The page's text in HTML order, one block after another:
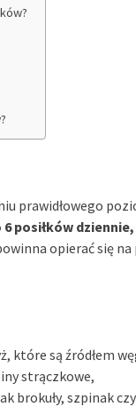
prawidłowego
6 posiłków
opierać się
które są źródłem
strączkowe,
brokuły, szpinak